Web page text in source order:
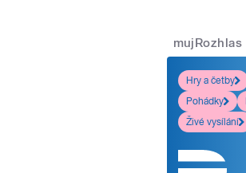
mujRozhlas
Hry a četby
Pohádky
Živé vysílání